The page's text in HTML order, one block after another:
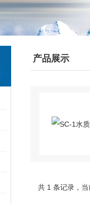
产品展示
共 1 条记录